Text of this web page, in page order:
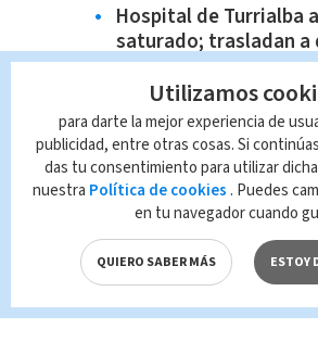
Hospital de Turrialba
saturado; trasladan a
pacientes a otro
Perro muere en
autobús en Esparza
Avión que voló casi
un agujero en el
con éxito
Utilizamos
para darte la mejor experiencia de
publicidad, entre otras cosas. Si
das tu consentimiento para utilizar
nuestra Política de cookies . Puedes
en tu navegador cuando
QUIERO SABER MÁS ESTOY